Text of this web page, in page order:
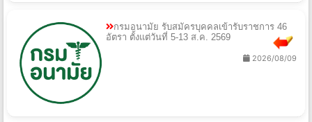
กรมอนามัย รับสมัครบุคคลเข้ารับราชการ 46
อัตรา ตั้งแต่วันที่ 5-13 ส.ค. 2569
2026/08/09